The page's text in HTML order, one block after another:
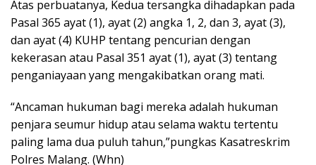
Atas perbuatanya, Kedua tersangka dihadapkan pada
Pasal 365 ayat (1), ayat (2) angka 1, 2, dan 3, ayat (3),
dan ayat (4) KUHP tentang pencurian dengan
kekerasan atau Pasal 351 ayat (1), ayat (3) tentang
penganiayaan yang mengakibatkan orang mati.
“Ancaman hukuman bagi mereka adalah hukuman
penjara seumur hidup atau selama waktu tertentu
paling lama dua puluh tahun,”pungkas Kasatreskrim
Polres Malang. (Whn)